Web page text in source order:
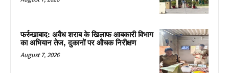
फर्रुखाबाद: अवैध शराब के खिलाफ आबकारी विभाग
का अभियान तेज, दुकानों पर औचक निरीक्षण
August 7, 2026